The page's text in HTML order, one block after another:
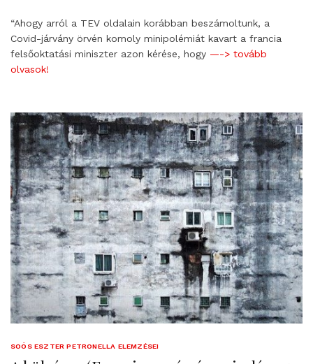
“Ahogy arról a TEV oldalain korábban beszámoltunk, a
Covid-járvány örvén komoly minipolémiát kavart a francia
felsőoktatási miniszter azon kérése, hogy —-> tovább
olvasok!
SOÓS ESZTER PETRONELLA ELEMZÉSEI